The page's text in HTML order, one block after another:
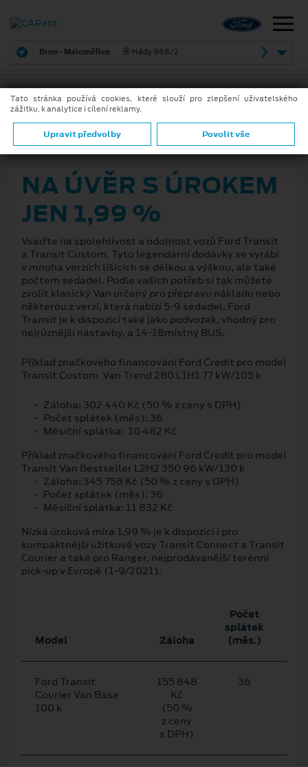
Brno - Maloměřice Hády 968/2
1. 10. 2021
NA ÚVĚR S ÚROKEM
JEN 1,99 %
Vsaďte na spolehlivost a odolnost vozů Ford Transit
a Transit Custom. Tyto legendární dodávky se vyrábí
v mnoha verzích lišících se délkou a výškou, ale také
počtem sedadel. Podle vašich potřeb si tak můžete
zvolit klasický Van určený pro přepravu nákladu nebo
některou z verzí, která nabízí 5-9 sedadel. Ford
Transit je k dispozici také jako podvozek, vhodný pro
nejrůznější nástavby, a 14-18místný BUS.
Příklad značkového financování Ford Credit pro model
Transit Custom Van Trend 280 L1H1 77 kW/105 k
Záloha: 302 440 Kč (50 % z ceny s DPH)
Počet splátek (měs): 36
Měsíční splátka: 10 482 Kč
Příklad značkového financování Ford Credit pro model
Transit Van Bestseller L2H2 350 96 kW/130 k
Záloha: 345 758 Kč (50 % z ceny s DPH)
Počet splátek (měs): 36
Měsíční splátka: 11 832 Kč
Nízká úroková míra 1,99 % je k dispozici i pro
kompaktnější užitkové vozy Transit Connect a Transit
Courier a také pro Ranger, nejprodávanější terénní
pick-up v Evropě (1-9/2021).
Model Záloha
Počet
splátek
(měs.)
Ford Transit
Courier Van Base
100 k
155 848
Kč
(50 %
z ceny
s DPH)
36
Tato stránka používá cookies, které slouží pro zlepšení uživatelského
zážitku, k analytice i cílení reklamy.
Upravit předvolby Povolit vše